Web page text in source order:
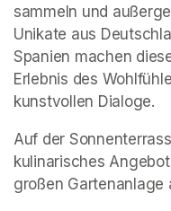
sammeln und
Unikate aus
Spanien machen
Erlebnis des
kunstvollen Dialoge.
Auf der
kulinarisches
großen Gartenanlage